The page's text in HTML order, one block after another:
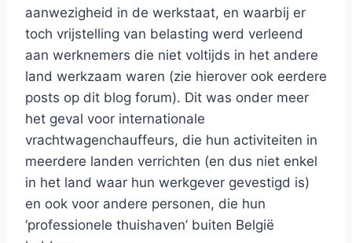
aanwezigheid in de werkstaat, en waarbij er
toch vrijstelling van belasting werd verleend
aan werknemers die niet voltijds in het andere
land werkzaam waren (zie hierover ook eerdere
posts op dit blog forum). Dit was onder meer
het geval voor internationale
vrachtwagenchauffeurs, die hun activiteiten in
meerdere landen verrichten (en dus niet enkel
in het land waar hun werkgever gevestigd is)
en ook voor andere personen, die hun
‘professionele thuishaven’ buiten België